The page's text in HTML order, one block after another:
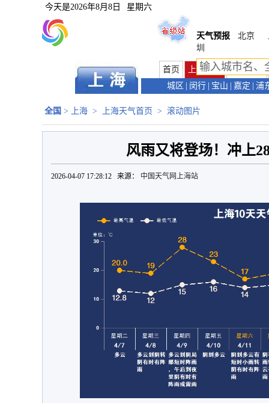
今天是2026年8月8日 星期六
天气预报 北京
圳
首页 上海首页
天气预报
城区
闵行 宝山 嘉定 浦
全国 > 上海 > 上海天气首页 > 滚动图片
风雨又将登场！冲上
2026-04-07 17:28:12 来源： 中国天气网上海站